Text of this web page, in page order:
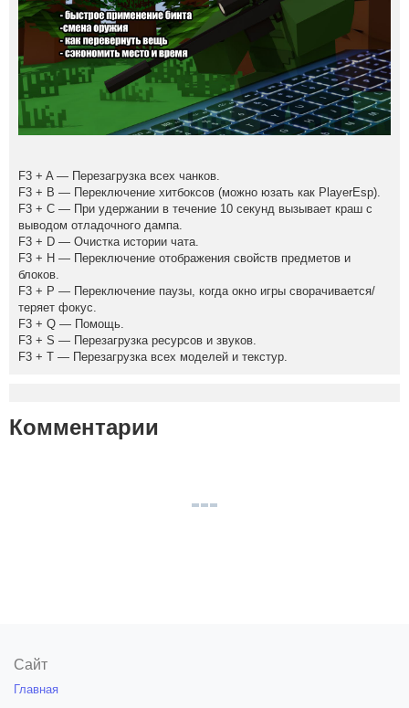
F3 + A — Перезагрузка всех чанков.
F3 + B — Переключение хитбоксов (можно юзать как PlayerEsp).
F3 + C — При удержании в течение 10 секунд вызывает краш с
выводом отладочного дампа.
F3 + D — Очистка истории чата.
F3 + H — Переключение отображения свойств предметов и
блоков.
F3 + P — Переключение паузы, когда окно игры сворачивается/
теряет фокус.
F3 + Q — Помощь.
F3 + S — Перезагрузка ресурсов и звуков.
F3 + T — Перезагрузка всех моделей и текстур.
Комментарии
Сайт
Главная